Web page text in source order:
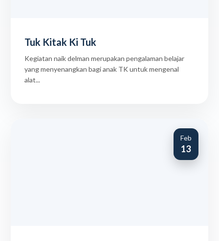
Tuk Kitak Ki Tuk
Kegiatan naik delman merupakan pengalaman belajar
yang menyenangkan bagi anak TK untuk mengenal
alat...
Feb
13